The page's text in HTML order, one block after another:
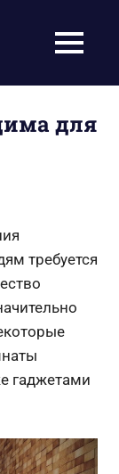
МЕНЮ
для
требуется
гаджетами